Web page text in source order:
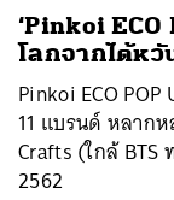
‘Pinkoi ECO
โลกจากไต้ห
Pinkoi ECO
11 แบรนด์ หลาก
Crafts (ใกล้
2562